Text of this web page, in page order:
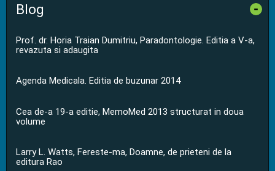
Blog -
Prof. dr. Horia Traian Dumitriu, Paradontologie. Editia a V-a,
revazuta si adaugita
Agenda Medicala. Editia de buzunar 2014
Cea de-a 19-a editie, MemoMed 2013 structurat in doua
volume
Larry L. Watts, Fereste-ma, Doamne, de prieteni de la
editura Rao